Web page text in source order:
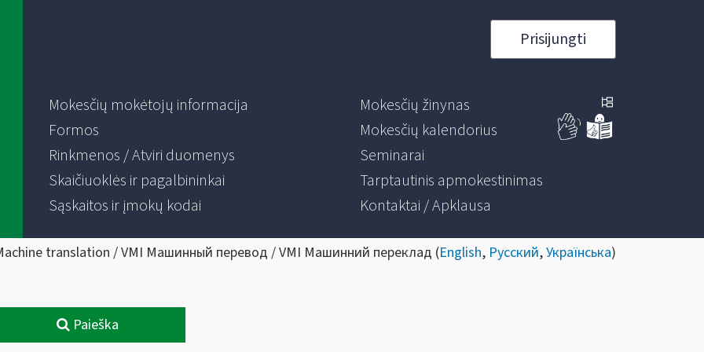
Prisijungti
Mokesčių mokėtojų informacija
Formos
Rinkmenos / Atviri duomenys
Skaičiuoklės ir pagalbininkai
Sąskaitos ir įmokų kodai
Mokesčių žinynas
Mokesčių kalendorius
Seminarai
Tarptautinis apmokestinimas
Kontaktai / Apklausa
translation / VMI Машинный перевод / VMI Машинний переклад (English, Русский,Українська)
Paieška